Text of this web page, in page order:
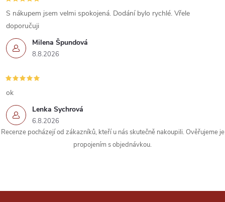
v
k
y
v
ý
p
i
Milena Špundová
8.8.2026
S nákupem jsem velmi spokojená. Dodání bylo rychlé. Vřele
doporučuji
Lenka Sychrová
6.8.2026
ok
Recenze pocházejí od zákazníků, kteří u nás skutečně nakoupili. Ověřujeme je
propojením s objednávkou.